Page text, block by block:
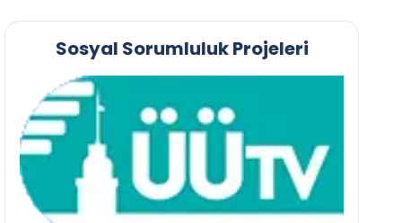
Sosyal Sorumluluk Projeleri